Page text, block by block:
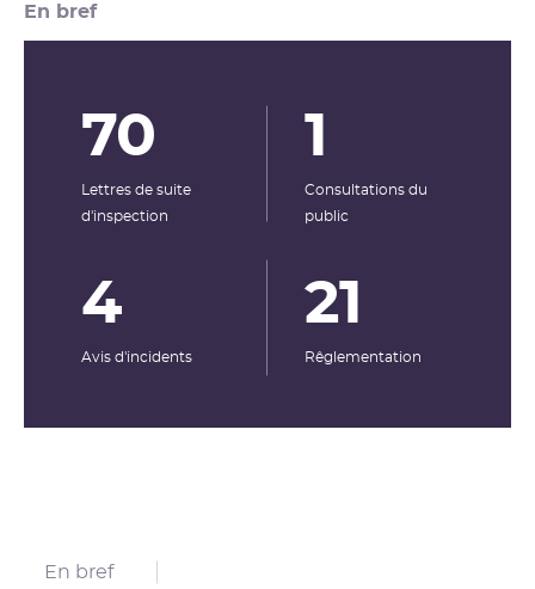
En bref
70
Lettres de suite
d'inspection
1
Consultations du
public
4
Avis d'incidents
21
Rêglementation
En bref